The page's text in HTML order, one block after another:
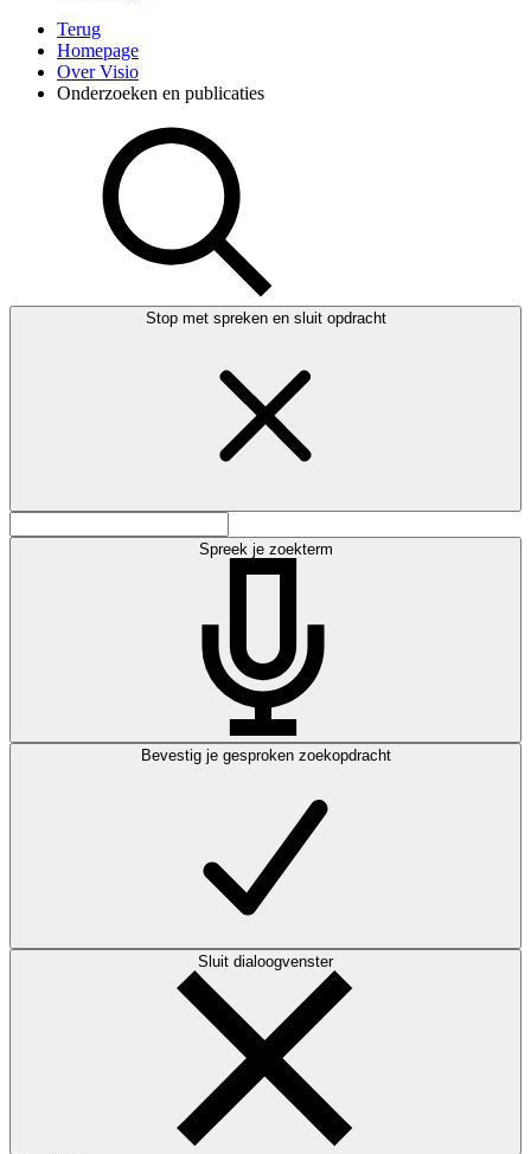
Terug
Homepage
Over Visio
Onderzoeken en publicaties
Stop met spreken en sluit opdracht
Spreek je zoekterm
Bevestig je gesproken zoekopdracht
Sluit dialoogvenster